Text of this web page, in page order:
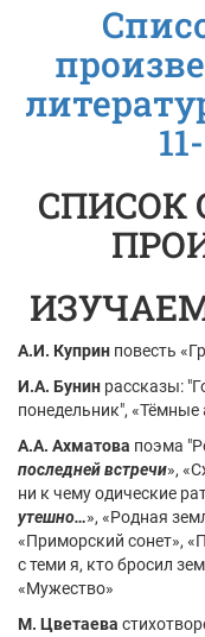
СПИСОК
А.И. Куприн повесть
И.А. Бунин рассказы:
понедельник", «Тёмные
А.А. Ахматова поэма
последней встречи»,
ни к чему одические
утешно…», «Родная
«Приморский сонет»,
с теми я, кто бросил
«Мужество»
М. Цветаева